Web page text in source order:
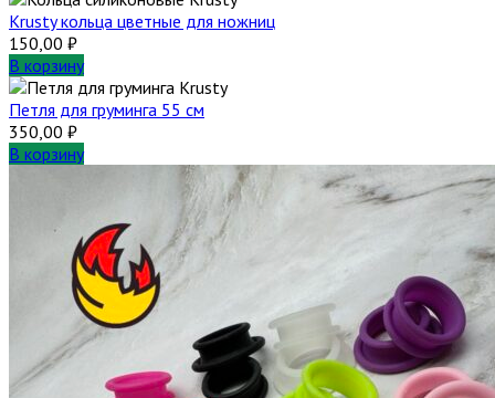
Krusty кольца цветные для ножниц
150,00 ₽
В корзину
Петля для груминга 55 см
350,00 ₽
В корзину